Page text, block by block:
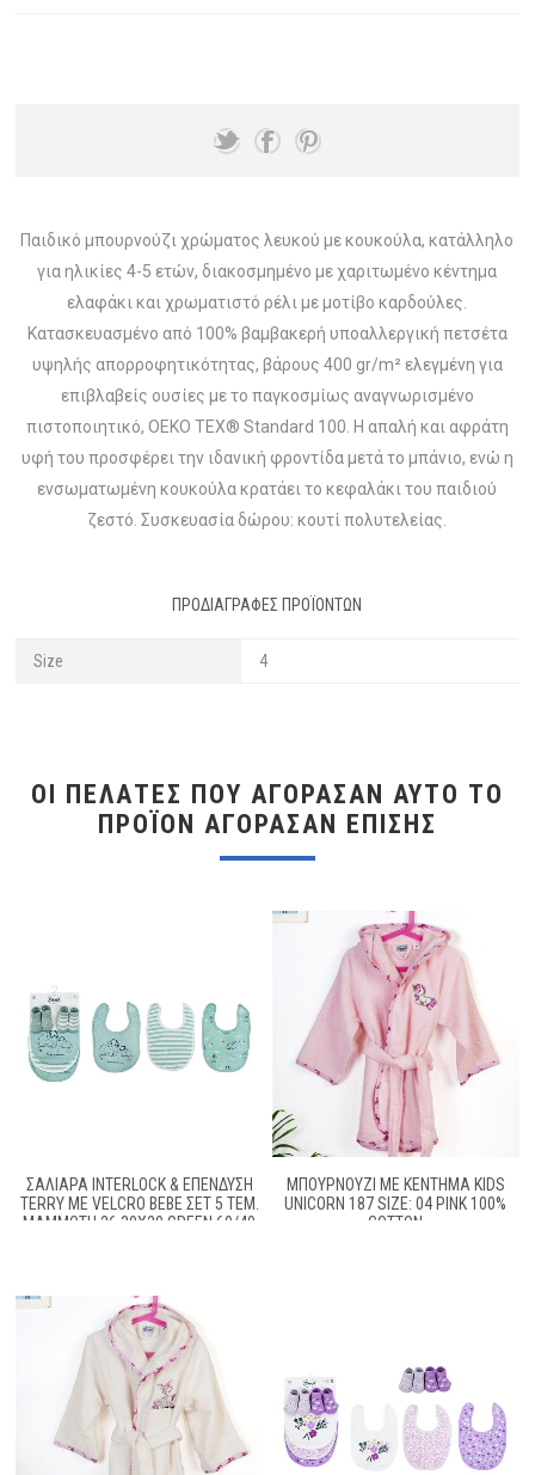
Παιδικό μπουρνούζι χρώματος λευκού με κουκούλα, κατάλληλο
για ηλικίες 4-5 ετών, διακοσμημένο με χαριτωμένο κέντημα
ελαφάκι και χρωματιστό ρέλι με μοτίβο καρδούλες.
Κατασκευασμένο από 100% βαμβακερή υποαλλεργική πετσέτα
υψηλής απορροφητικότητας, βάρους 400 gr/m² ελεγμένη για
επιβλαβείς ουσίες με το παγκοσμίως αναγνωρισμένο
πιστοποιητικό, OEKO TEX® Standard 100. Η απαλή και αφράτη
υφή του προσφέρει την ιδανική φροντίδα μετά το μπάνιο, ενώ η
ενσωματωμένη κουκούλα κρατάει το κεφαλάκι του παιδιού
ζεστό. Συσκευασία δώρου: κουτί πολυτελείας.
ΠΡΟΔΙΑΓΡΑΦΈΣ ΠΡΟΪΌΝΤΩΝ
Size 4
ΟΙ ΠΕΛΆΤΕΣ ΠΟΥ ΑΓΌΡΑΣΑΝ ΑΥΤΌ ΤΟ
ΠΡΟΪΌΝ ΑΓΌΡΑΣΑΝ ΕΠΊΣΗΣ
ΣΑΛΙΆΡΑ INTERLOCK & ΕΠΈΝΔΥΣΗ
TERRY ΜΕ VELCRO BEBE ΣΕΤ 5 ΤΕΜ.
MAMMOTH 26 30X20 GREEN 60/40
ΜΠΟΥΡΝΟΎΖΙ ΜΕ ΚΈΝΤΗΜΑ KIDS
UNICORN 187 SIZE: 04 PINK 100%
COTTON